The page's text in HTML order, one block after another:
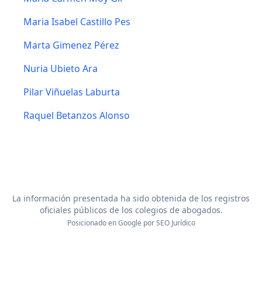
Maria Isabel Castillo Pes
Marta Gimenez Pérez
Nuria Ubieto Ara
Pilar Viñuelas Laburta
Raquel Betanzos Alonso
La información presentada ha sido obtenida de los registros
oficiales públicos de los colegios de abogados.
Posicionado en Google porSEO Jurídico